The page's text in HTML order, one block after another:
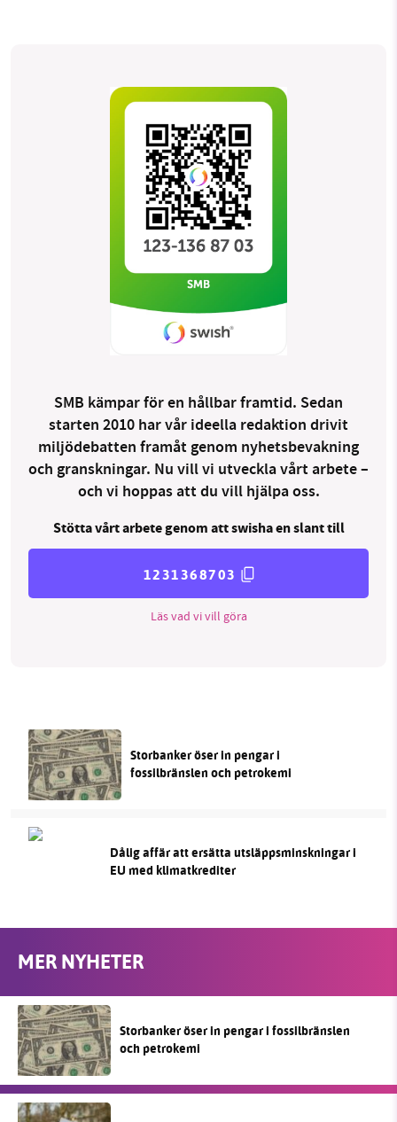
SMB kämpar för en hållbar framtid. Sedan
starten 2010 har vår ideella redaktion drivit
miljödebatten framåt genom nyhetsbevakning
och granskningar. Nu vill vi utveckla vårt arbete –
och vi hoppas att du vill hjälpa oss.
Stötta vårt arbete genom att swisha en slant till
1231368703
Läs vad vi vill göra
Storbanker öser in pengar i
fossilbränslen och petrokemi
Dålig affär att ersätta utsläppsminskningar i
EU med klimatkrediter
MER NYHETER
Storbanker öser in pengar i fossilbränslen
och petrokemi